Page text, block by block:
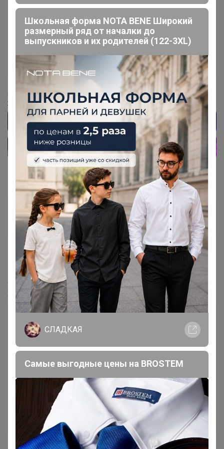
Женские джинсовые шорты/изделие с
эффектом потертости
Стоп 14 августа
UNIQLO всегда есть РАСПРОДАЖА
‌Подписывайтесь на наш чат в Телеграм
‌Живые обзоры, акции, спецпредложения
СЛАДКАЯ
Золотой организатор
5 июня, 2026 12:07
S_lena,
24-ok.ru/lot/1589335810
Женская футболка/футболка с коротким
рукавом AIRism из смесовой хлопковой ткани
Стоп 14 августа
UNIQLO всегда есть РАСПРОДАЖА
Школьная форма NOTA BENE Широкий
размерный ряд от началки до
выпускников и их родителей (122-3XL)
СЛАДКАЯ
Самые выгодные цены на BROSTEM